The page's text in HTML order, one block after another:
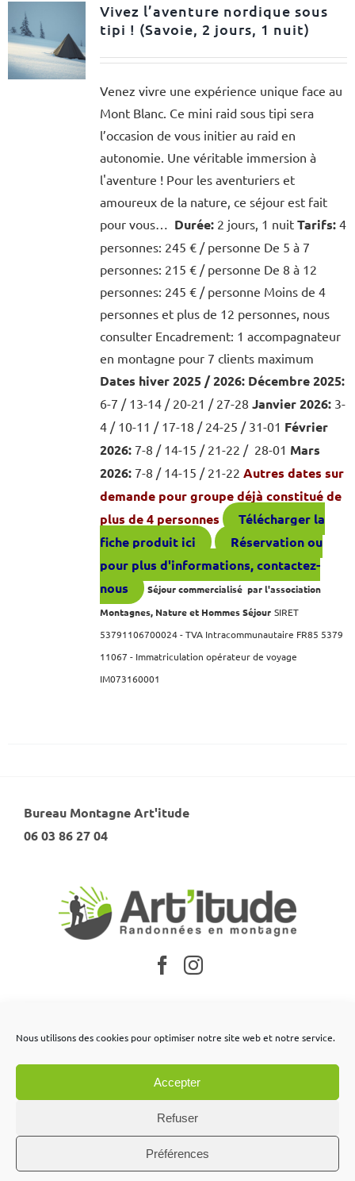
Nous utilisons des cookies pour optimiser notre site web et notre service.
Accepter
Refuser
Préférences
Vivez l’aventure nordique sous
tipi ! (Savoie, 2 jours, 1 nuit)
Venez vivre une expérience unique face au
Mont Blanc. Ce mini raid sous tipi sera
l’occasion de vous initier au raid en
autonomie. Une véritable immersion à
l'aventure ! Pour les aventuriers et
amoureux de la nature, ce séjour est fait
pour vous…
Durée:2 jours, 1 nuit Tarifs:4
personnes: 245 € / personne De 5 à 7
personnes: 215 € / personne De 8 à 12
personnes: 245 € / personne Moins de 4
personnes et plus de 12 personnes, nous
consulter Encadrement: 1 accompagnateur
en montagne pour 7 clients maximum
Dates hiver 2025 / 2026: Décembre 2025:
6-7 / 13-14 / 20-21 / 27-28 Janvier 2026:3-
4 / 10-11 / 17-18 / 24-25 / 31-01 Février
2026:7-8 / 14-15 / 21-22 / 28-01 Mars
2026:7-8 / 14-15 / 21-22 Autres dates sur
demande pour groupe déjà constitué de
plus de 4 personnes
Télécharger la
fiche produit ici
Réservation ou
pour plus d'informations, contactez-
nous
Séjour commercialisé par l'association
Montagnes, Nature et Hommes Séjour SIRET
53791106700024 - TVA Intracommunautaire FR85 5379
11067 - Immatriculation opérateur de voyage
IM073160001
Bureau Montagne Art'itude
06 03 86 27 04
Nos partenaires
Conditions générales de vente